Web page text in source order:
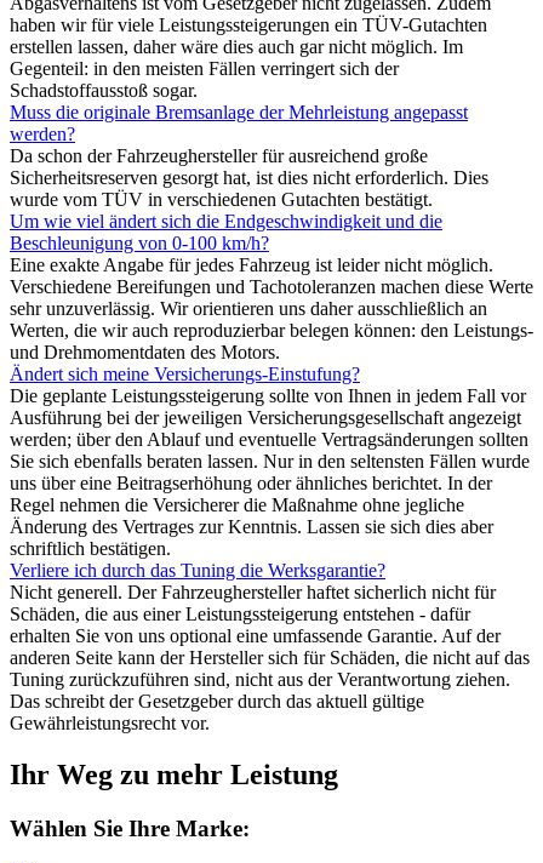
haben wir für viele Leistungssteigerungen ein TÜV-Gutachten
erstellen lassen, daher wäre dies auch gar nicht möglich. Im
Gegenteil: in den meisten Fällen verringert sich der
Schadstoffausstoß sogar.
Muss die originale Bremsanlage der Mehrleistung angepasst
werden?
Da schon der Fahrzeughersteller für ausreichend große
Sicherheitsreserven gesorgt hat, ist dies nicht erforderlich. Dies
wurde vom TÜV in verschiedenen Gutachten bestätigt.
Um wie viel ändert sich die Endgeschwindigkeit und die
Beschleunigung von 0-100 km/h?
Eine exakte Angabe für jedes Fahrzeug ist leider nicht möglich.
Verschiedene Bereifungen und Tachotoleranzen machen diese Werte
sehr unzuverlässig. Wir orientieren uns daher ausschließlich an
Werten, die wir auch reproduzierbar belegen können: den Leistungs-
und Drehmomentdaten des Motors.
Ändert sich meine Versicherungs-Einstufung?
Die geplante Leistungssteigerung sollte von Ihnen in jedem Fall vor
Ausführung bei der jeweiligen Versicherungsgesellschaft angezeigt
werden; über den Ablauf und eventuelle Vertragsänderungen sollten
Sie sich ebenfalls beraten lassen. Nur in den seltensten Fällen wurde
uns über eine Beitragserhöhung oder ähnliches berichtet. In der
Regel nehmen die Versicherer die Maßnahme ohne jegliche
Änderung des Vertrages zur Kenntnis. Lassen sie sich dies aber
schriftlich bestätigen.
Verliere ich durch das Tuning die Werksgarantie?
Nicht generell. Der Fahrzeughersteller haftet sicherlich nicht für
Schäden, die aus einer Leistungssteigerung entstehen - dafür
erhalten Sie von uns optional eine umfassende Garantie. Auf der
anderen Seite kann der Hersteller sich für Schäden, die nicht auf das
Tuning zurückzuführen sind, nicht aus der Verantwortung ziehen.
Das schreibt der Gesetzgeber durch das aktuell gültige
Gewährleistungsrecht vor.
Ihr Weg zu mehr Leistung
Wählen Sie Ihre Marke: